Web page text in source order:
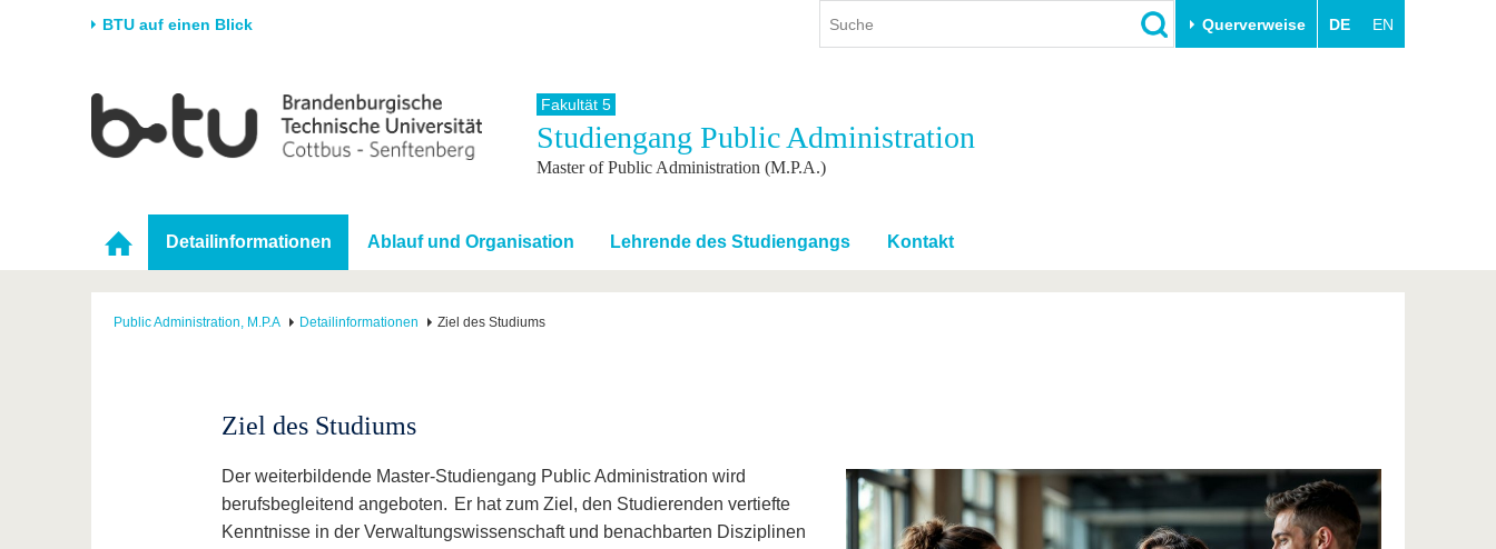
BTU auf einen Blick Querverweise DE EN
Universität
Karriere & Engagement
Partnerschaften &
Strukturwandel
Forschung
Förderung
Wissenschaftlicher
Nachwuchs
Studium
Studienangebot
Im Studium
Nach dem Studium
International
Internationales Profil
Mit der BTU ins Ausland
Für internationale
Studierende
Weiterbildung
Innovative Transferprojekte
BTU & Region erleben
Fakultät 5
Studiengang Public Administration
Master of Public Administration (M.P.A.)
Detailinformationen Ablauf und Organisation Lehrende des Studiengangs Kontakt
Public Administration, M.P.A Detailinformationen Ziel des Studiums
Ziel des Studiums
Der weiterbildende Master-Studiengang Public Administration wird
berufsbegleitend angeboten. Er hat zum Ziel, den Studierenden vertiefte
Kenntnisse in der Verwaltungswissenschaft und benachbarten Disziplinen